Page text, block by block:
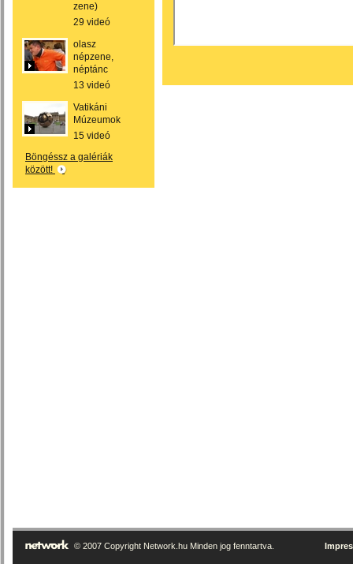
zene)
29 videó
olasz
népzene,
néptánc
13 videó
Vatikáni
Múzeumok
15 videó
Böngéssz a galériák
között!
© 2007 Copyright Network.hu Minden jog fenntartva.